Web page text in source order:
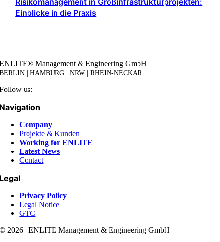
Risikomanagement in Großinfrastrukturprojekten:
Einblicke in die Praxis
ENLITE® Management & Engineering GmbH
BERLIN | HAMBURG | NRW | RHEIN-NECKAR
Follow us:
Navigation
Company
Projekte & Kunden
Working for ENLITE
Latest News
Contact
Legal
Privacy Policy
Legal Notice
GTC
© 2026 | ENLITE Management & Engineering GmbH